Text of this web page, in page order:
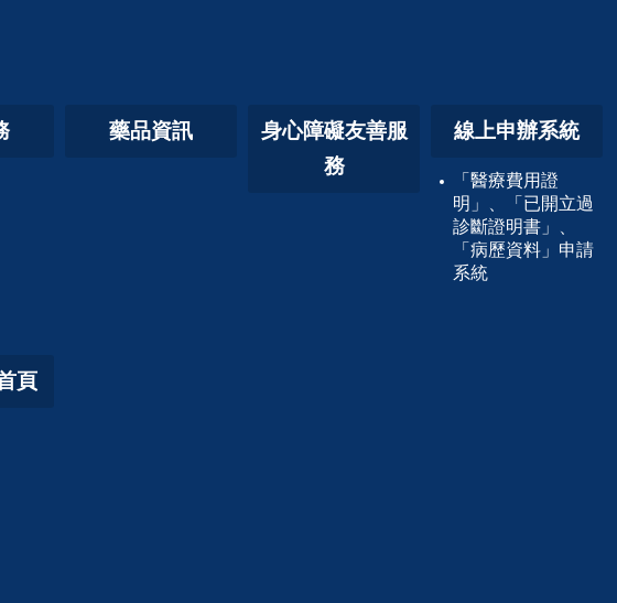
藥品資訊
身心障礙友善服
務
線上申辦系統
「醫療費用證
明」、「已開立過
診斷證明書」、
「病歷資料」申請
系統
頁